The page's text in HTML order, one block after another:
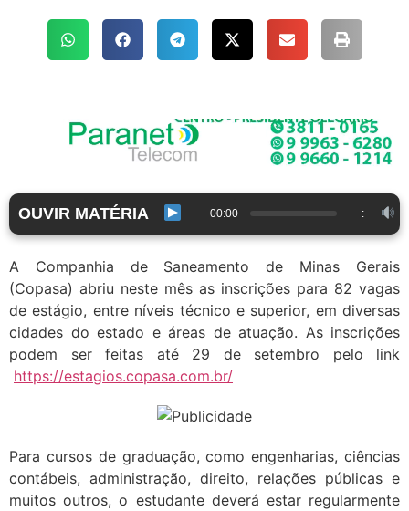
OUVIR MATÉRIA 00:00 --:--
A Companhia de Saneamento de Minas Gerais
(Copasa) abriu neste mês as inscrições para 82 vagas
de estágio, entre níveis técnico e superior, em diversas
cidades do estado e áreas de atuação. As inscrições
podem ser feitas até 29 de setembro pelo link
https://estagios.copasa.com.br/
Para cursos de graduação, como engenharias, ciências
contábeis, administração, direito, relações públicas e
muitos outros, o estudante deverá estar regularmente